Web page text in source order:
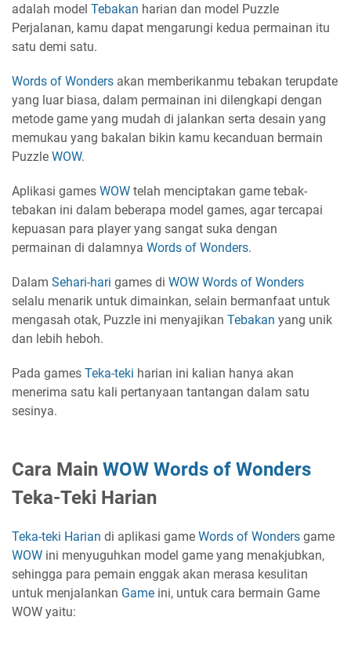
adalah model Tebakan harian dan model Puzzle
Perjalanan, kamu dapat mengarungi kedua permainan itu
satu demi satu.
Words of Wonders akan memberikanmu tebakan terupdate
yang luar biasa, dalam permainan ini dilengkapi dengan
metode game yang mudah di jalankan serta desain yang
memukau yang bakalan bikin kamu kecanduan bermain
Puzzle WOW.
Aplikasi games WOW telah menciptakan game tebak-
tebakan ini dalam beberapa model games, agar tercapai
kepuasan para player yang sangat suka dengan
permainan di dalamnya Words of Wonders.
Dalam Sehari-hari games di WOW Words of Wonders
selalu menarik untuk dimainkan, selain bermanfaat untuk
mengasah otak, Puzzle ini menyajikan Tebakan yang unik
dan lebih heboh.
Pada games Teka-teki harian ini kalian hanya akan
menerima satu kali pertanyaan tantangan dalam satu
sesinya.
Cara Main WOW Words of Wonders
Teka-Teki Harian
Teka-teki Harian di aplikasi game Words of Wonders game
WOW ini menyuguhkan model game yang menakjubkan,
sehingga para pemain enggak akan merasa kesulitan
untuk menjalankan Game ini, untuk cara bermain Game
WOW yaitu: